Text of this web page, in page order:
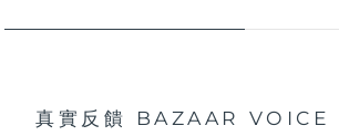
真實反饋 BAZAAR VOICE